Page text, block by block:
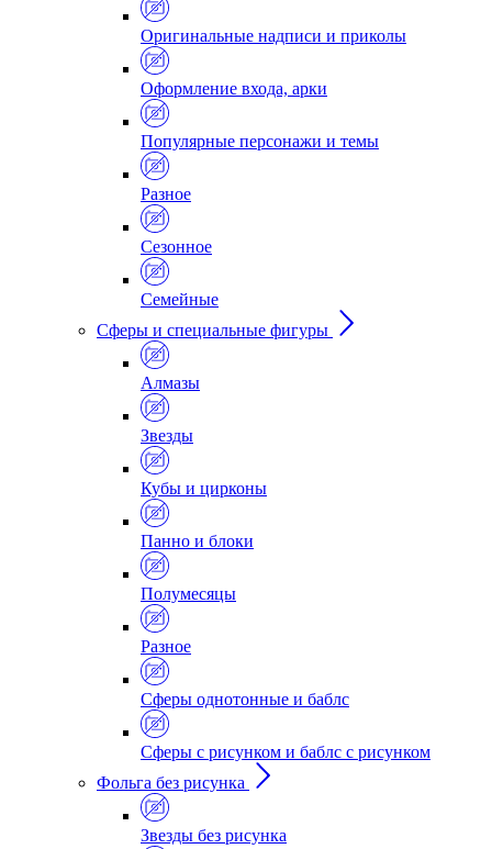
Оригинальные надписи и приколы
Оформление входа, арки
Популярные персонажи и темы
Разное
Сезонное
Семейные
Сферы и специальные фигуры
Алмазы
Звезды
Кубы и цирконы
Панно и блоки
Полумесяцы
Разное
Сферы однотонные и баблс
Сферы с рисунком и баблс с рисунком
Фольга без рисунка
Звезды без рисунка